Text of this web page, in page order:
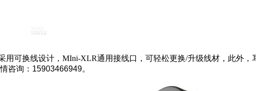
用可换线设计，MIni-XLR通用接线口，可轻松更换/升级线材，此外
咨询： 15903466949。